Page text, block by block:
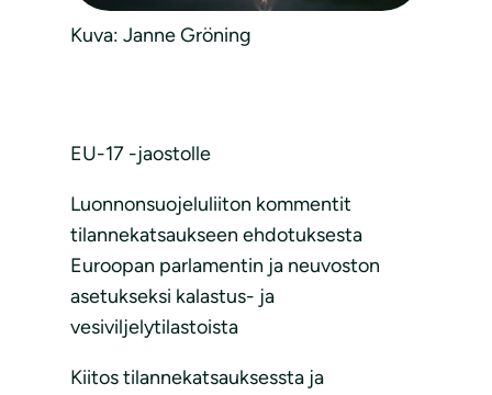
Kuva: Janne Gröning
EU-17 -jaostolle
Luonnonsuojeluliiton kommentit
tilannekatsaukseen ehdotuksesta
Euroopan parlamentin ja neuvoston
asetukseksi kalastus- ja
vesiviljelytilastoista
Kiitos tilannekatsauksessta ja